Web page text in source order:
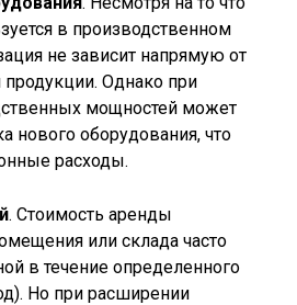
в производственном
не зависит напрямую от
Однако при
мощностей может
нового оборудования, что
расходы.
. Стоимость аренды
или склада часто
в течение определенного
Но при расширении